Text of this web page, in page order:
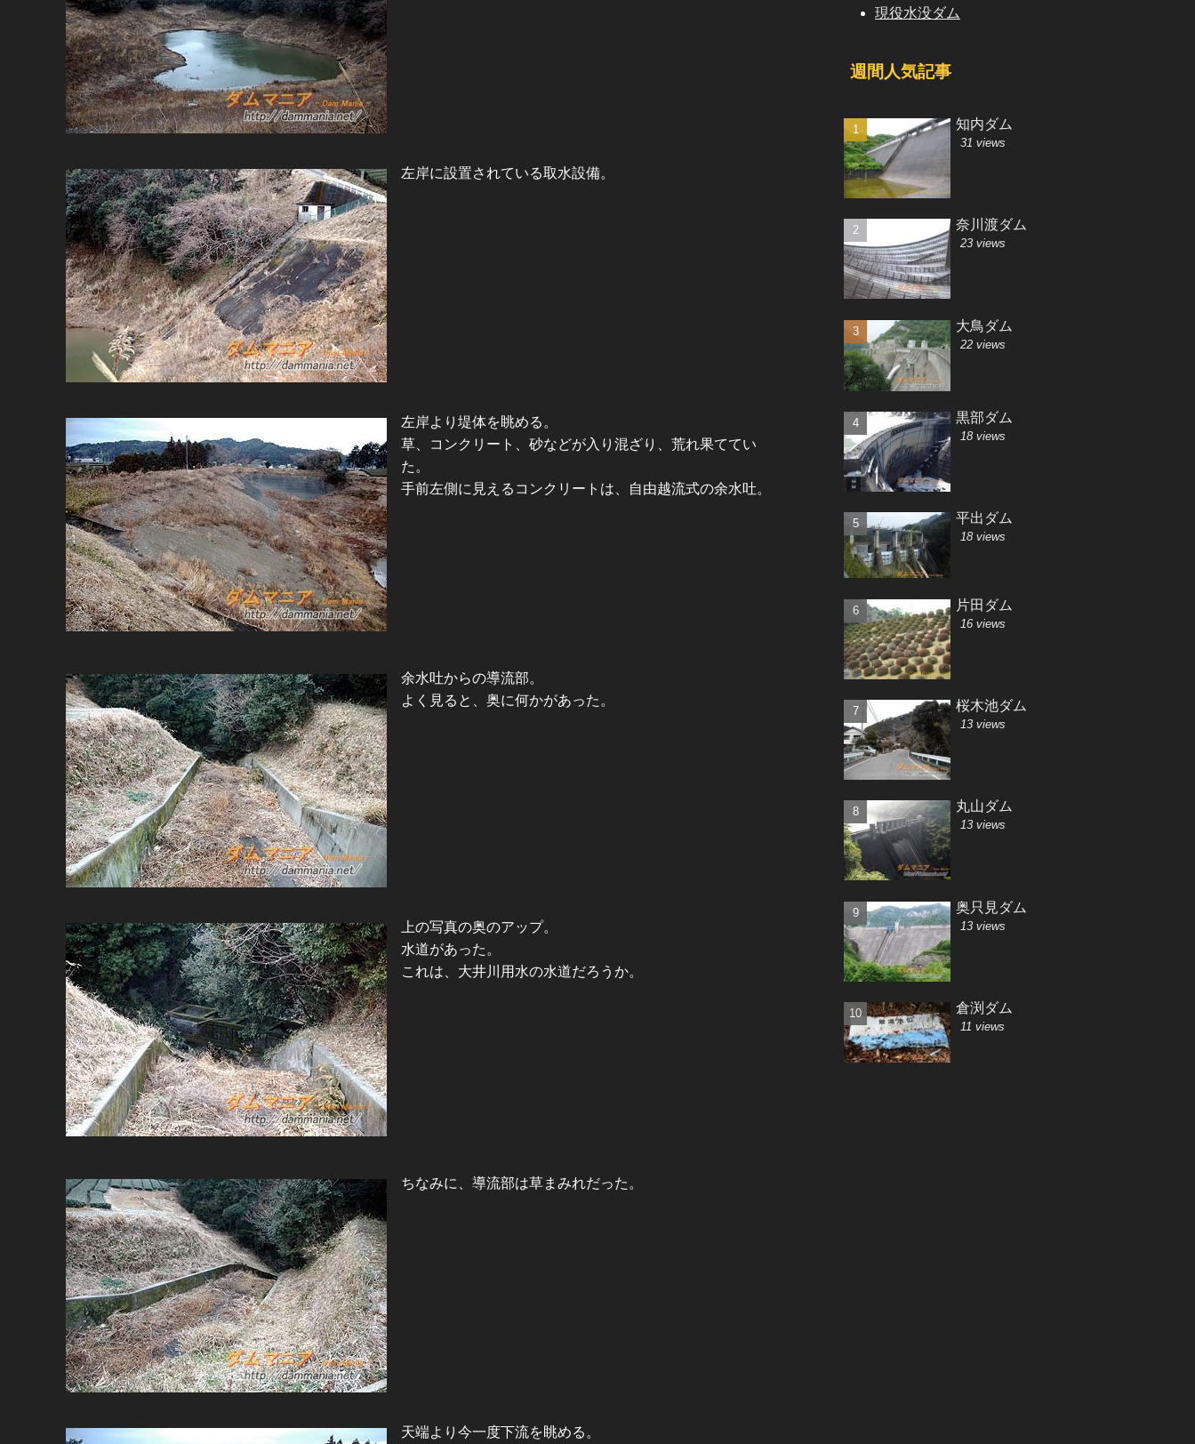
左岸に設置されている取水設備。
左岸より堤体を眺める。
草、コンクリート、砂などが入り混ざり、荒れ果ててい
た。
手前左側に見えるコンクリートは、自由越流式の余水吐。
余水吐からの導流部。
よく見ると、奥に何かがあった。
上の写真の奥のアップ。
水道があった。
これは、大井川用水の水道だろうか。
ちなみに、導流部は草まみれだった。
天端より今一度下流を眺める。
現役水没ダム
週間人気記事
知内ダム
31 views
奈川渡ダム
23 views
大鳥ダム
22 views
黒部ダム
18 views
平出ダム
18 views
片田ダム
16 views
桜木池ダム
13 views
丸山ダム
13 views
奥只見ダム
13 views
倉渕ダム
11 views